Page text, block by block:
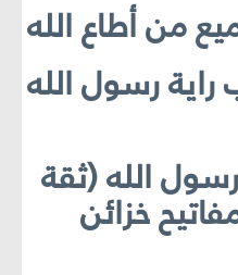
راية رسول الله
رسول الله (ثقة
خزائن